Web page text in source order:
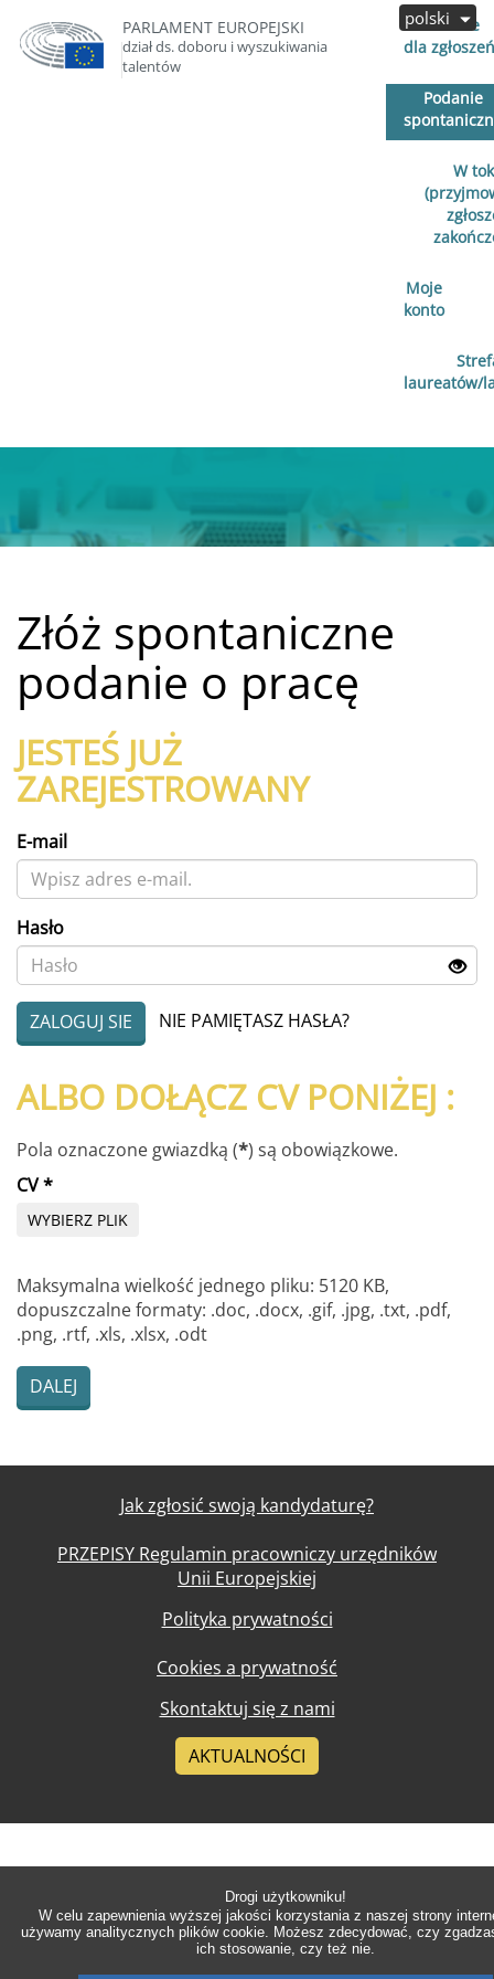
Drogi użytkowniku!
W celu zapewnienia wyższej jakości korzystania z naszej strony
używamy analitycznych plików cookie. Możesz zdecydować, czy
ich stosowanie, czy też nie.
PARLAMENT EUROPEJSKI
dział ds. doboru i wyszukiwania
talentów
Otwarte
dla zgłoszeń
Podanie
W
Moje
konto
laureatów/
polski
Złóż spontaniczne
podanie o pracę
JESTEŚ JUŻ
ZAREJESTROWANY
E-mail
Hasło
ZALOGUJ SIE NIE PAMIĘTASZ HASŁA?
ALBO DOŁĄCZ CV PONIŻEJ :
Pola oznaczone gwiazdką (*) są obowiązkowe.
CV*
WYBIERZ PLIK
Maksymalna wielkość jednego pliku: 5120 KB,
dopuszczalne formaty: .doc, .docx, .gif, .jpg, .txt, .pdf,
.png, .rtf, .xls, .xlsx, .odt
DALEJ
Jak zgłosić swoją kandydaturę?
PRZEPISY Regulamin pracowniczy urzędników
Unii Europejskiej
Polityka prywatności
Cookies a prywatność
Skontaktuj się z nami
AKTUALNOŚCI